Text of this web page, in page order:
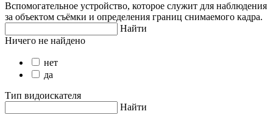
Вспомогательное устройство, которое служит для наблюдения
за объектом съёмки и определения границ снимаемого кадра.
Найти
Ничего не найдено
нет
да
Тип видоискателя
Найти